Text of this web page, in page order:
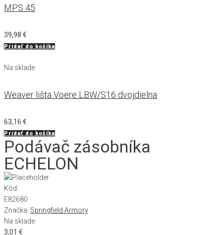
MPS 45
39,98 €
Pridať do košíka
Na sklade
Weaver lišta Voere LBW/S16 dvojdielna
63,16 €
Pridať do košíka
Podávač zásobníka
ECHELON
Kód:
E82680
Značka: Springfield Armory
Na sklade
3,01 €